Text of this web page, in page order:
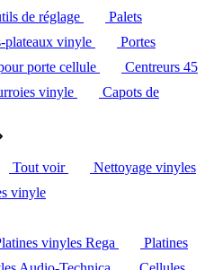
de réglage
Palets
plateaux vinyle
Portes
porte cellule
Centreurs 45
vinyle
Capots de
Tout voir
Nettoyage vinyles
vinyle
vinyles Rega
Platines